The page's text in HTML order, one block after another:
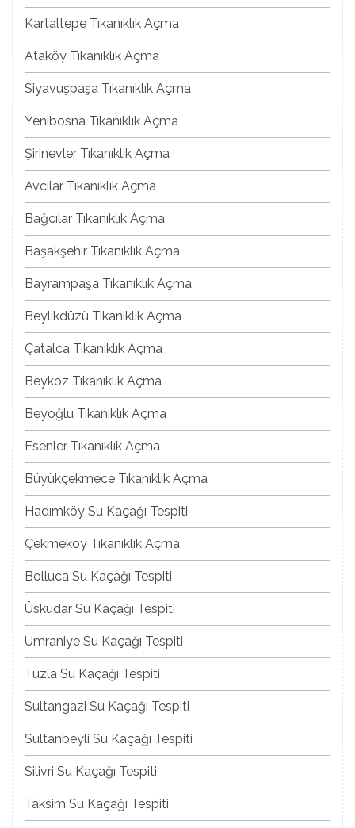
Kartaltepe Tıkanıklık Açma
Ataköy Tıkanıklık Açma
Siyavuşpaşa Tıkanıklık Açma
Yenibosna Tıkanıklık Açma
Şirinevler Tıkanıklık Açma
Avcılar Tıkanıklık Açma
Bağcılar Tıkanıklık Açma
Başakşehir Tıkanıklık Açma
Bayrampaşa Tıkanıklık Açma
Beylikdüzü Tıkanıklık Açma
Çatalca Tıkanıklık Açma
Beykoz Tıkanıklık Açma
Beyoğlu Tıkanıklık Açma
Esenler Tıkanıklık Açma
Büyükçekmece Tıkanıklık Açma
Hadımköy Su Kaçağı Tespiti
Çekmeköy Tıkanıklık Açma
Bolluca Su Kaçağı Tespiti
Üsküdar Su Kaçağı Tespiti
Ümraniye Su Kaçağı Tespiti
Tuzla Su Kaçağı Tespiti
Sultangazi Su Kaçağı Tespiti
Sultanbeyli Su Kaçağı Tespiti
Silivri Su Kaçağı Tespiti
Taksim Su Kaçağı Tespiti